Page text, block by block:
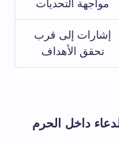
مواجهة التحديات
إشارات إلى قرب
تحقق الأهداف
داخل الحرم